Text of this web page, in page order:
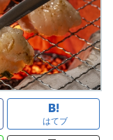
はてブ